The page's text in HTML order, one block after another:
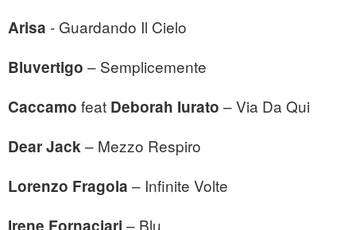
Arisa - Guardando Il Cielo
Bluvertigo – Semplicemente
Caccamo feat Deborah Iurato – Via Da Qui
Dear Jack– Mezzo Respiro
Lorenzo Fragola – Infinite Volte
– Blu